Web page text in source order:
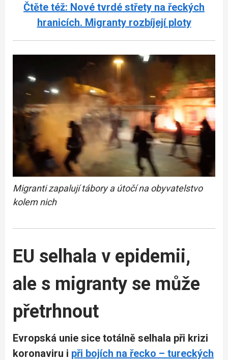
Čtěte též: Nové tvrdé střety na řeckých
hranicích. Migranty rozbíjejí ploty
Migranti zapalují tábory a útočí na obyvatelstvo
kolem nich
EU selhala v epidemii,
ale s migranty se může
přetrhnout
Evropská unie sice totálně selhala při krizi
koronaviru i při bojích na řecko – tureckých